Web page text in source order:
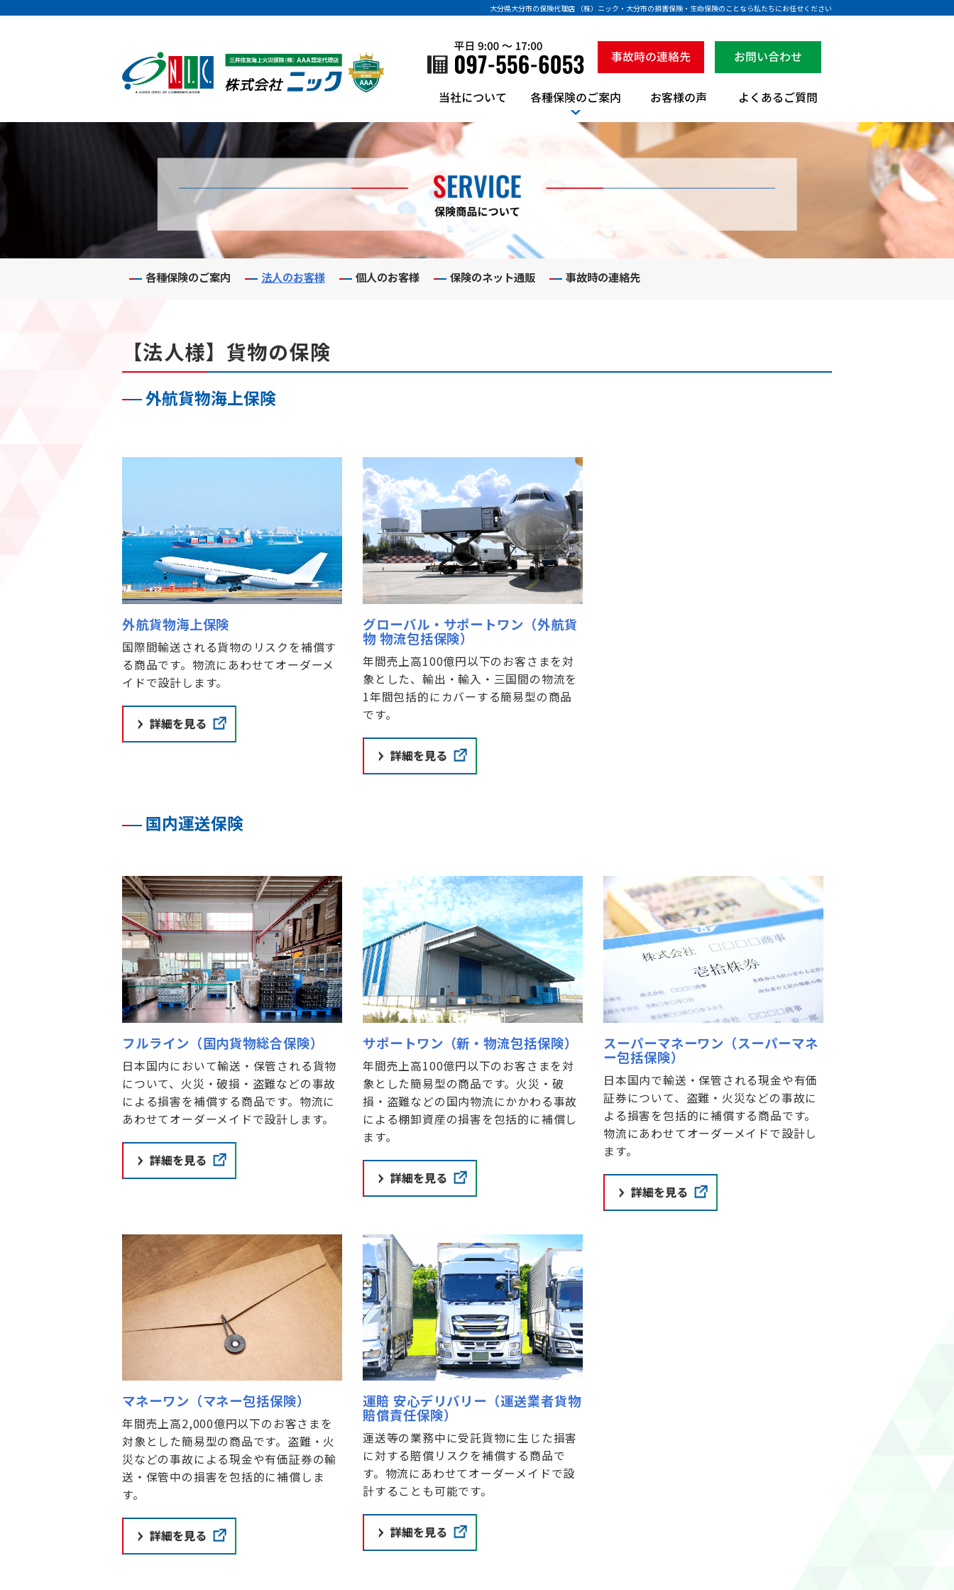
大分県大分市の保険代理店 （株）ニック・大分市の損害保険・生命保険のことなら私たちにお任せください
各種保険のご案内 法人のお客様 個人のお客様 保険のネット通販 事故時の連絡先
【法人様】貨物の保険
外航貨物海上保険
外航貨物海上保険
国際間輸送される貨物のリスクを補償す
る商品です。物流にあわせてオーダーメ
イドで設計します。
グローバル・サポートワン（外航貨
物 物流包括保険）
年間売上高100億円以下のお客さまを対
象とした、輸出・輸入・三国間の物流を
1年間包括的にカバーする簡易型の商品
です。
国内運送保険
フルライン（国内貨物総合保険）
日本国内において輸送・保管される貨物
について、火災・破損・盗難などの事故
による損害を補償する商品です。物流に
あわせてオーダーメイドで設計します。
サポートワン（新・物流包括保険）
年間売上高100億円以下のお客さまを対
象とした簡易型の商品です。火災・破
損・盗難などの国内物流にかかわる事故
による棚卸資産の損害を包括的に補償し
ます。
スーパーマネーワン（スーパーマネ
ー包括保険）
日本国内で輸送・保管される現金や有価
証券について、盗難・火災などの事故に
よる損害を包括的に補償する商品です。
物流にあわせてオーダーメイドで設計し
ます。
マネーワン（マネー包括保険）
年間売上高2,000億円以下のお客さまを
対象とした簡易型の商品です。盗難・火
災などの事故による現金や有価証券の輸
送・保管中の損害を包括的に補償しま
す。
運賠 安心デリバリー（運送業者貨物
賠償責任保険）
運送等の業務中に受託貨物に生じた損害
に対する賠償リスクを補償する商品で
す。物流にあわせてオーダーメイドで設
計することも可能です。